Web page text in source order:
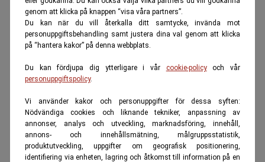
genom att klicka på knappen “visa våra partners”.
Du kan när du vill återkalla ditt samtycke, invända mot
personuppgiftsbehandling samt justera dina val genom att klicka
på “hantera kakor” på denna webbplats.
Du kan fördjupa dig ytterligare i vår cookie-policyoch vår
personuppgiftspolicy.
Vi använder kakor och personuppgifter för dessa syften:
Nödvändiga cookies och liknande tekniker, anpassning av
annonser, analys och utveckling, marknadsföring, innehåll,
annons- och innehållsmätning, målgruppsstatistik,
produktutveckling, uppgifter om geografisk positionering,
identifiering via enheten, lagring och åtkomst till information på en